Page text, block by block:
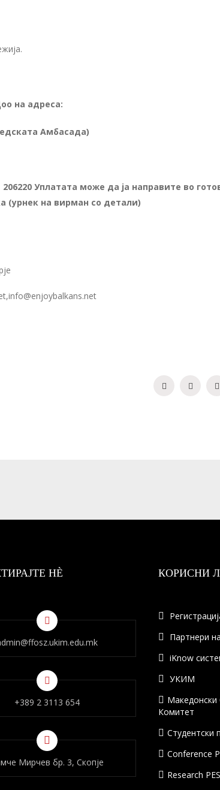
на адреса:
Амбасада)
Уплатата може да ја направите во
(урнек на вирман со детали)
info@enjoybalkans.net
НÈ
+389 2 3113 654
Мирчев бр. 3, Скопје
КОРИСНИ
Партнери
iKnow
УКИМ
Македонски
Комитет
Студентски
Conference
Research